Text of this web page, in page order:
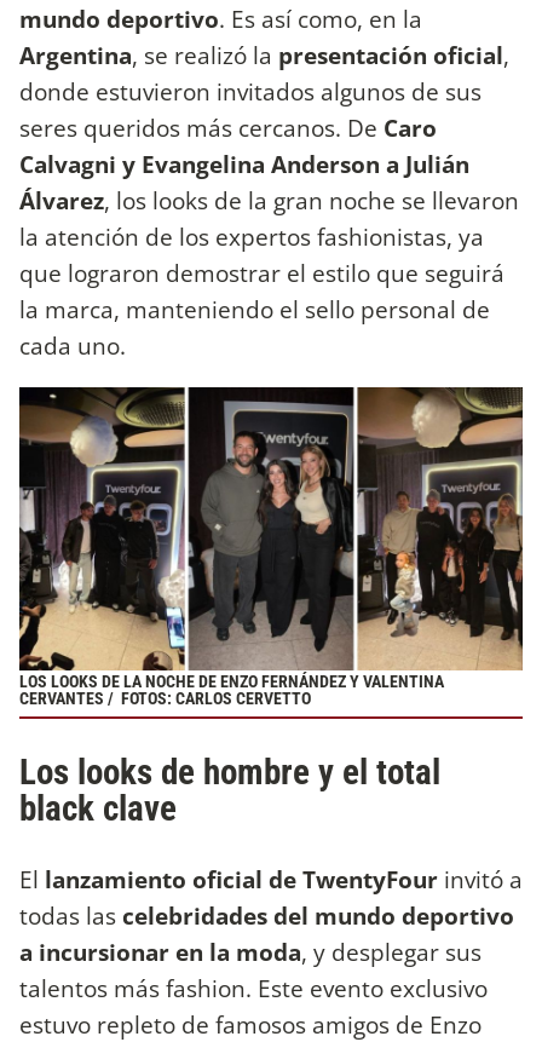
mundo deportivo. Es así como, en la
Argentina, se realizó la presentación oficial,
donde estuvieron invitados algunos de sus
seres queridos más cercanos. De Caro
Calvagni y Evangelina Anderson a Julián
Álvarez, los looks de la gran noche se llevaron
la atención de los expertos fashionistas, ya
que lograron demostrar el estilo que seguirá
la marca, manteniendo el sello personal de
cada uno.
LOS LOOKS DE LA NOCHE DE ENZO FERNÁNDEZ Y VALENTINA
CERVANTES / FOTOS: CARLOS CERVETTO
Los looks de hombre y el total
black clave
El lanzamiento oficial de TwentyFour invitó a
todas las celebridades del mundo deportivo
a incursionar en la moda, y desplegar sus
talentos más fashion. Este evento exclusivo
estuvo repleto de famosos amigos de Enzo